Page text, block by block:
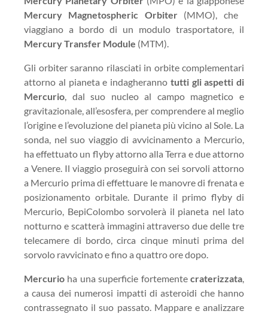
Mercury Magnetospheric Orbiter(MMO), che
viaggiano a bordo di un modulo trasportatore, il
Mercury Transfer Module (MTM).
Gli orbiter saranno rilasciati in orbite complementari
attorno al pianeta e indagheranno tutti gli aspetti di
Mercurio, dal suo nucleo al campo magnetico e
gravitazionale, all’esosfera, per comprendere al meglio
l’origine e l’evoluzione del pianeta più vicino al Sole. La
sonda, nel suo viaggio di avvicinamento a Mercurio,
ha effettuato un flyby attorno alla Terra e due attorno
a Venere. Il viaggio proseguirà con sei sorvoli attorno
a Mercurio prima di effettuare le manovre di frenata e
posizionamento orbitale. Durante il primo flyby di
Mercurio, BepiColombo sorvolerà il pianeta nel lato
notturno e scatterà immagini attraverso due delle tre
telecamere di bordo, circa cinque minuti prima del
sorvolo ravvicinato e fino a quattro ore dopo.
Mercurio ha una superficie fortemente craterizzata,
a causa dei numerosi impatti di asteroidi che hanno
contrassegnato il suo passato. Mappare e analizzare